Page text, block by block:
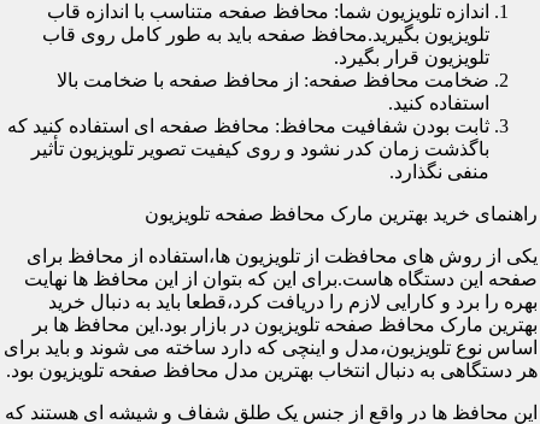
اندازه تلویزیون شما: محافظ صفحه متناسب با اندازه قاب
تلویزیون بگیرید.محافظ صفحه باید به طور کامل روی قاب
تلویزیون قرار بگیرد.
ضخامت محافظ صفحه: از محافظ صفحه با ضخامت بالا
استفاده کنید.
ثابت بودن شفافیت محافظ: محافظ صفحه ای استفاده کنید که
باگذشت زمان کدر نشود و روی کیفیت تصویر تلویزیون تأثیر
منفی نگذارد.
راهنمای خرید بهترین مارک محافظ صفحه تلویزیون
یکی از روش های محافظت از تلویزیون ها،استفاده از محافظ برای
صفحه این دستگاه هاست.برای این که بتوان از این محافظ ها نهایت
بهره را برد و کارایی لازم را دریافت کرد،قطعا باید به دنبال خرید
بهترین مارک محافظ صفحه تلویزیون در بازار بود.این محافظ ها بر
اساس نوع تلویزیون،مدل و اینچی که دارد ساخته می شوند و باید برای
هر دستگاهی به دنبال انتخاب بهترین مدل محافظ صفحه تلویزیون بود.
این محافظ ها در واقع از جنس یک طلق شفاف و شیشه ای هستند که